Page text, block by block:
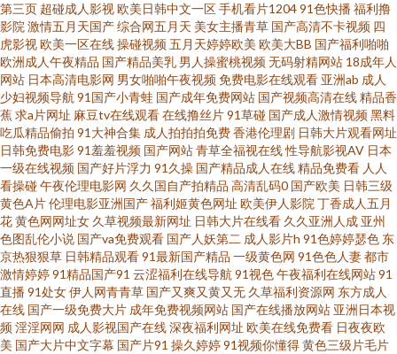
免费观看影视 网站黄免费 a级日韩色电影 狼人视频 婷婷不卡一区二区三区 97
艹艹 激情文学另类av 日韩激情网站 51在线美女自拍视频 国产三j 日本屄视频
一区二区视频在线夜 国产玖玖在线视频 人人综合亚洲 在线播放黑丝高潮 国
产精品大神在线播放 日韩成人黄色免费 中文字幕在线中+ 花蝴蝶7免费版 亚
洲+欧美+国产 日本欧美亚洲素人 日韩免费特 www久热com 青柠视频手 91性
爱电影 欧美日韩综合在线观看 在线观看国产福利 国产一区2区不卡 香蕉亚洲
国产福利91 高清視頻一區 午夜热门精 国产超碰97 人人摸人人爱 综合大香蕉
伊人 国产主播高清在线直播 听听深爱激情网 国产精品一区二区三区四区视频
第三页 超碰成人影视欧美日韩中文一区手机看片120491色快播福利撸
影院 激情五月天国产综合网五月天 美女主播青草 国产高清不卡视频 四
虎影视欧美一区在线操碰视频五月天婷婷欧美 欧美大BB 国产福利啪啪
欧洲成人午夜精品 国产精品美乳 男人操蜜桃视频无码射精网站 18成年人
网站 日本高清电影网 男女啪啪午夜视频免费电影在线观看 亚洲ab 成人
少妇视频导航 91国产小青蛙 国产成年免费网站 国产视频高清在线精品香
蕉求a片网址 麻豆tv在线观看在线撸丝片91草碰 国产成人激情视频黑料
吃瓜精品偷拍 91大神合集 成人拍拍拍免费香港伦理剧 日韩大片观看网址
日韩免费电影91羞羞视频 国产网站青草全福视在线性导航影视AV 日本
一级在线视频 国产好片浮力 91久操 国产精品成人在线精品免费看 人人
看操碰午夜伦理电影网 久久国自产拍精品 高清乱码0 国产欧美 日韩三级
黄色A片伦理电影亚洲国产福利姬黄色网址 欧美伊人影院 丁香成人五月
花黄色网网址女 久草视频最新网址 日韩大片在线看 久久亚洲人成 亚州
色图乱伦小说 国产va免费观看 国产人妖第二 成人影片h 91色婷婷瑟色 东
京热狠狠草 日韩精品观看91最新国产精品 一级黄色网 91色色人妻都市
激情婷婷91精品国产91 云涩福利在线导航 91视色午夜福利在线网站91
直播91处女伊人网青青草 国产又爽又黄又无 久草福利资源网 东方成人
在线 国产一级免费大片 成年免费视频网站 国产在线播放网站 亚洲日本视
频淫淫网网 成人影视国产在线深夜福利网址 欧美在线免费看 日夜夜欧
美 国产大片中文字幕 国产片91 操久婷婷91视频你懂得黄色三级片毛片